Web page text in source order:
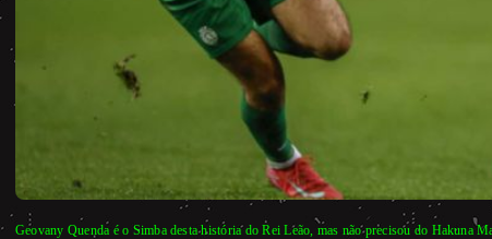
Geovany Quenda é o Simba desta história do Rei Leão, mas não precisou do Hakuna